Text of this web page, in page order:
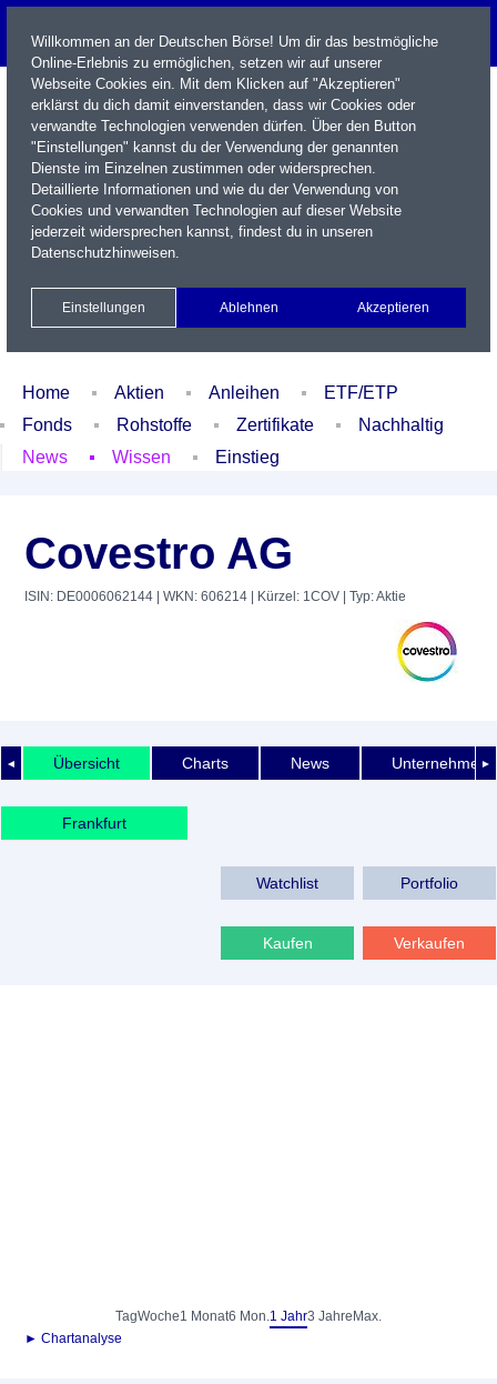
Name / WKN / ISIN / Kürzel
Xetra Realtime
Watchlist Portfolio Login
Home Aktien Anleihen
ETF/ETP
Fonds
Rohstoffe Zertifikate
Nachhaltig
News
Wissen Einstieg
Covestro AG
ISIN: DE0006062144 | WKN: 606214 | Kürzel: 1COV | Typ: Aktie
◄ ►
Übersicht Charts News
Frankfurt
Watchlist Portfolio
Kaufen Verkaufen
TagWoche1 Monat6 Mon.1 Jahr3 Jahre Max.
► Chartanalyse
Willkommen an der Deutschen Börse! Um dir das bestmögliche
Online-Erlebnis zu ermöglichen, setzen wir auf unserer
Webseite Cookies ein. Mit dem Klicken auf "Akzeptieren"
erklärst du dich damit einverstanden, dass wir Cookies oder
verwandte Technologien verwenden dürfen. Über den Button
"Einstellungen" kannst du der Verwendung der genannten
Dienste im Einzelnen zustimmen oder widersprechen.
Detaillierte Informationen und wie du der Verwendung von
Cookies und verwandten Technologien auf dieser Website
jederzeit widersprechen kannst, findest du in unseren
Datenschutzhinweisen.
Einstellungen Ablehnen Akzeptieren